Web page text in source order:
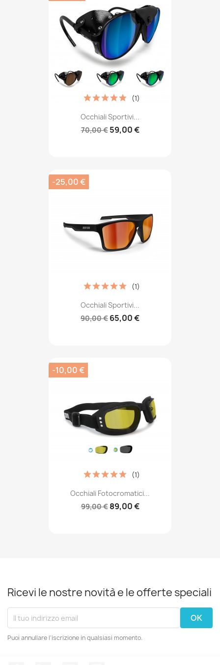
Occhiali Sportivi...
70,00 € 59,00 €
(1)
Occhiali Sportivi...
90,00 € 65,00 €
(1)
-25,00 €
Occhiali Fotocromatici...
99,00 € 89,00 €
(1)
-10,00 €
Ricevi le nostre novità e le offerte speciali
Puoi annullare l'iscrizione in qualsiasi momento.